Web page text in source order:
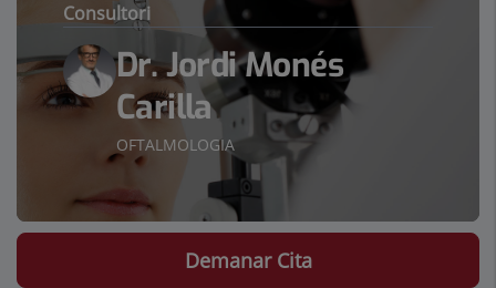
Consultori
Dr. Jordi Monés
Carilla
OFTALMOLOGIA
Demanar Cita